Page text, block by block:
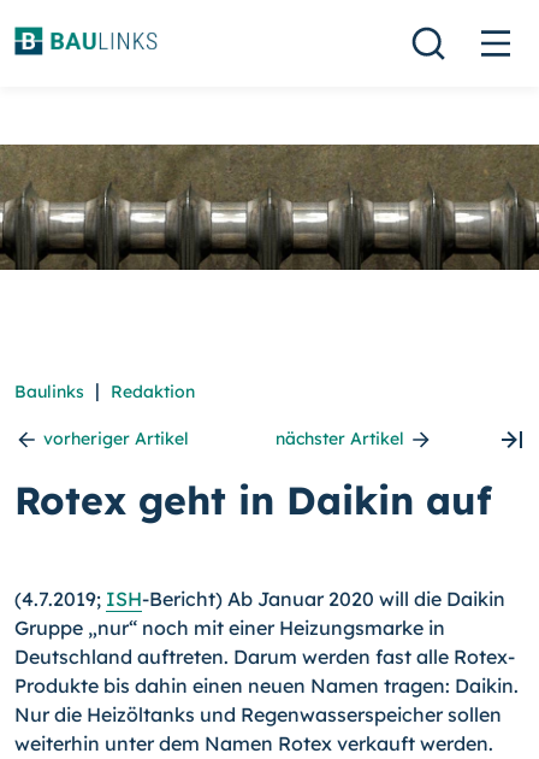
Baulinks | Redaktion
vorheriger Artikel nächster Artikel
Rotex geht in Daikin auf
(4.7.2019; ISH-Bericht) Ab Januar 2020 will die Daikin
Gruppe „nur“ noch mit einer Heizungsmarke in
Deutschland auftreten. Darum werden fast alle Rotex-
Produkte bis dahin einen neuen Namen tragen: Daikin.
Nur die Heizöltanks und Regenwasserspeicher sollen
weiterhin unter dem Namen Rotex verkauft werden.